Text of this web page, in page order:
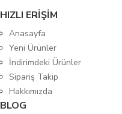
HIZLI ERİŞİM
Anasayfa
Yeni Ürünler
İndirimdeki Ürünler
Sipariş Takip
Hakkımızda
BLOG